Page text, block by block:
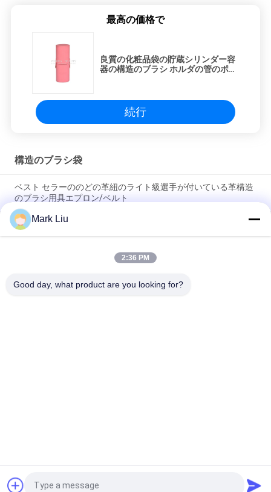
最高の価格で
良質の化粧品袋の貯蔵シリンダー容
器の構造のブラシ ホルダの管のポー
続行
構造のブラシ袋
ベスト セラーののどの革紐のライト級選手が付いている革構造
のブラシ用具エプロン/ベルト
PUの筆箱の袋の波の縞のジッパーの閉鎖旅行化粧品の構造袋の
かわいいペンの文房具のホールダー
専門の構造のブラシ ロール袋の洗面用品のホールダーのペンの
Mark Liu
2:36 PM
Good day, what product are you looking for?